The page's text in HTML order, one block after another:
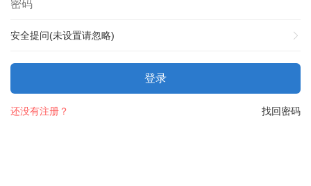
安全提问(未设置请忽略)
登录
找回密码
还没有注册？